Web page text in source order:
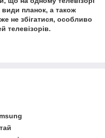
види планок, а також
не збігатися, особливо
телевізорів.